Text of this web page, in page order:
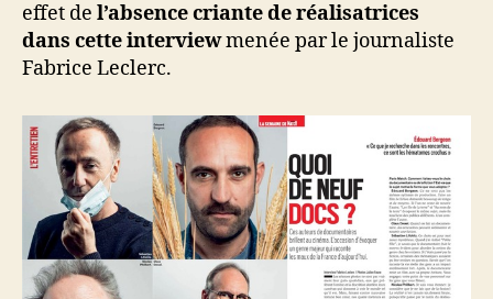
effet de l’absence criante de réalisatrices
dans cette interviewmenée par le journaliste
Fabrice Leclerc.